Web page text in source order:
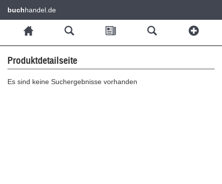
buchhandel.de
Produktdetailseite
Es sind keine Suchergebnisse vorhanden